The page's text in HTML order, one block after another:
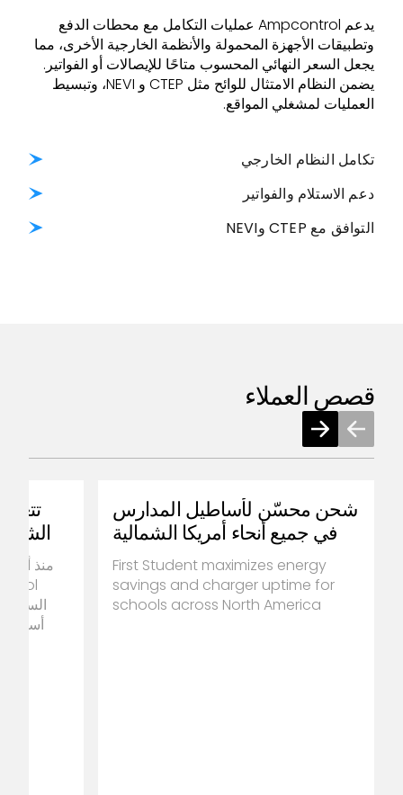
يدعم Ampcontrol عمليات التكامل مع محطات الدفع
وتطبيقات الأجهزة المحمولة والأنظمة الخارجية الأخرى، مما
يجعل السعر النهائي المحسوب متاحًا للإيصالات أو الفواتير.
يضمن النظام الامتثال للوائح مثل CTEP و NEVI، وتبسيط
العمليات لمشغلي المواقع.
تكامل النظام الخارجي
دعم الاستلام والفواتير
التوافق مع CTEP وNEVI
قصص العملاء
شحن محسّن لأساطيل المدارس
في جميع أنحاء أمريكا الشمالية
First Student maximizes energy
savings and charger uptime for
schools across North America
أسطول